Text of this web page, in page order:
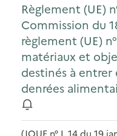
Règlement (UE)
Commission du
règlement (UE)
matériaux et
destinés à
denrées
(JOUE n° L 14 du 19